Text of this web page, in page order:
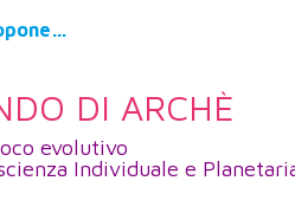
DI ARCHÈ
evolutivo
Individuale e